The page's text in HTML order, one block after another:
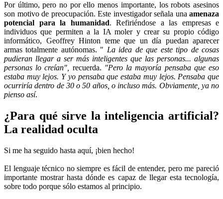
Por último, pero no por ello menos importante, los robots asesinos
son motivo de preocupación. Este investigador señala una amenaza
potencial para la humanidad. Refiriéndose a las empresas e
individuos que permiten a la IA moler y crear su propio código
informático, Geoffrey Hinton teme que un día puedan aparecer
armas totalmente autónomas. " La idea de que este tipo de cosas
pudieran llegar a ser más inteligentes que las personas... algunas
personas lo creían",
recuerda. "Pero la mayoría pensaba que eso
estaba muy lejos. Y yo pensaba que estaba muy lejos. Pensaba que
ocurriría dentro de 30 o 50 años, o incluso más. Obviamente, ya no
pienso así.
¿Para qué sirve la inteligencia artificial?
La realidad oculta
Si me ha seguido hasta aquí, ¡bien hecho!
El lenguaje técnico no siempre es fácil de entender, pero me pareció
importante mostrar hasta dónde es capaz de llegar esta tecnología,
sobre todo porque sólo estamos al principio.